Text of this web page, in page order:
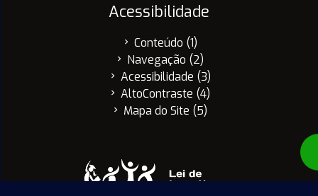
Acessibilidade
chevron_right Conteúdo (1)
chevron_right Navegação (2)
chevron_right Acessibilidade (3)
chevron_right AltoContraste (4)
chevron_right Mapa do Site (5)